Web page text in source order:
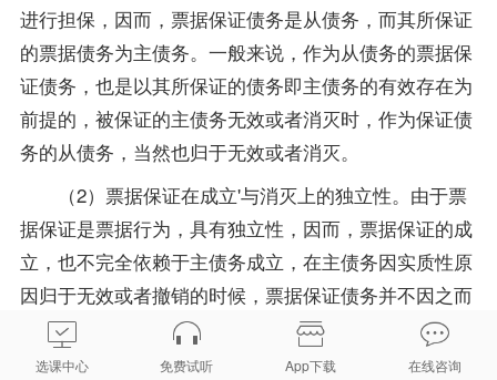
进行担保，因而，票据保证债务是从债务，而其所保证
的票据债务为主债务。一般来说，作为从债务的票据保
证债务，也是以其所保证的债务即主债务的有效存在为
前提的，被保证的主债务无效或者消灭时，作为保证债
务的从债务，当然也归于无效或者消灭。
（2）票据保证在成立'与消灭上的独立性。由于票
据保证是票据行为，具有独立性，因而，票据保证的成
立，也不完全依赖于主债务成立，在主债务因实质性原
因归于无效或者撤销的时候，票据保证债务并不因之而
无效或者撤销。
（3）票据保证与主债务间形式上的依赖性。在被
选课中心 免费试听 App下载 在线咨询